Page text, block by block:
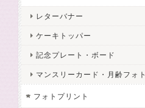
レターバナー
ケーキトッパー
記念プレート・ボード
マンスリーカード・月齢フォト
フォトプリント